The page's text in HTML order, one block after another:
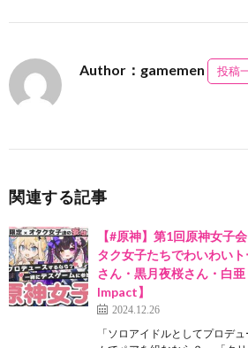
Author：gamemen 投稿
関連する記事
【#原神】第1回原神女子
タク女子たちでわいわい
さん・黒月夜桜さん・白
Impact】
2024.12.26
「ソロアイドルとしてプロデ